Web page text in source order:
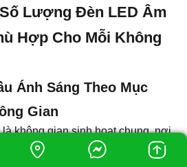
sách và thư giãn, không quá chói
để mọi người cảm thấy thoải mái.
gian chế biến và chuẩn bị thực
đảm bảo an toàn và hiệu quả
cần một môi trường làm việc với
400 Lux, để hỗ trợ nâng cao năng
Ánh sáng này giúp cải thiện tập